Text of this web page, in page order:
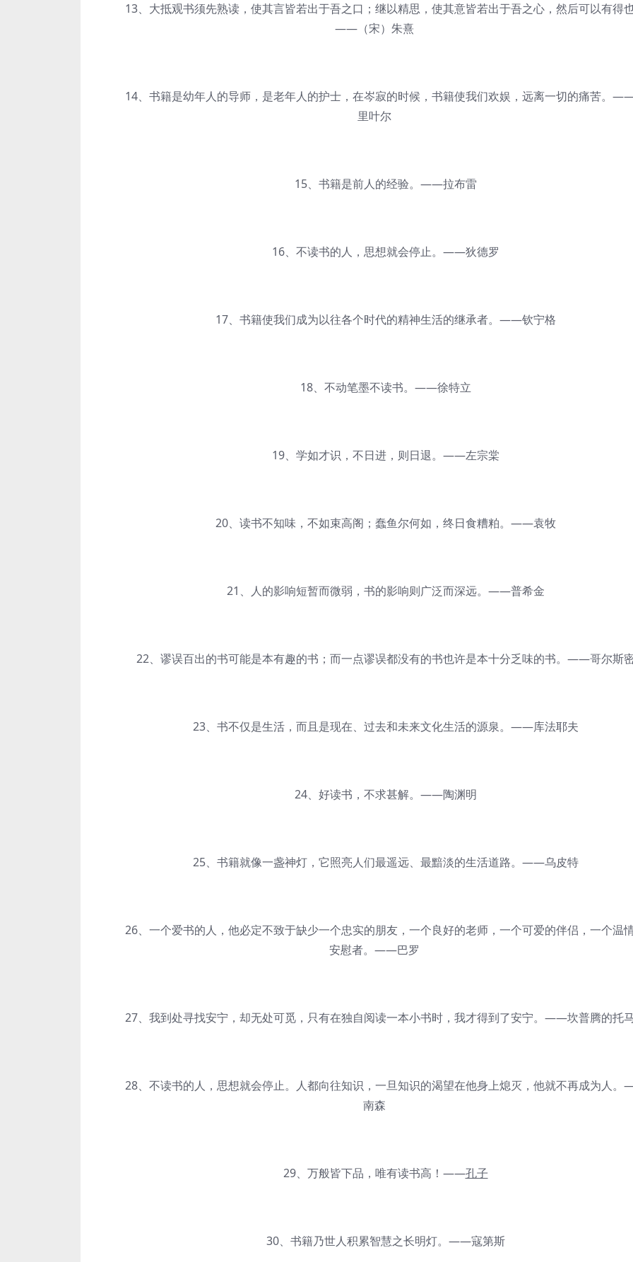
13、大抵观书须先熟读，使其言皆若出于吾之口；继以精思，使其意皆若出于吾之心，然后可以有得
——（宋）朱熹
14、书籍是幼年人的导师，是老年人的护士，在岑寂的时候，书籍使我们欢娱，远离一切的痛苦。
里叶尔
15、书籍是前人的经验。——拉布雷
16、不读书的人，思想就会停止。——狄德罗
17、书籍使我们成为以往各个时代的精神生活的继承者。——钦宁格
18、不动笔墨不读书。——徐特立
19、学如才识，不日进，则日退。——左宗棠
20、读书不知味，不如束高阁；蠢鱼尔何如，终日食糟粕。——袁牧
21、人的影响短暂而微弱，书的影响则广泛而深远。——普希金
22、谬误百出的书可能是本有趣的书；而一点谬误都没有的书也许是本十分乏味的书。——哥尔斯
23、书不仅是生活，而且是现在、过去和未来文化生活的源泉。——库法耶夫
24、好读书，不求甚解。——陶渊明
25、书籍就像一盏神灯，它照亮人们最遥远、最黯淡的生活道路。——乌皮特
26、一个爱书的人，他必定不致于缺少一个忠实的朋友，一个良好的老师，一个可爱的伴侣，一个温
安慰者。——巴罗
27、我到处寻找安宁，却无处可觅，只有在独自阅读一本小书时，我才得到了安宁。——坎普腾的托
28、不读书的人，思想就会停止。人都向往知识，一旦知识的渴望在他身上熄灭，他就不再成为人
南森
29、万般皆下品，唯有读书高！——孔子
30、书籍乃世人积累智慧之长明灯。——寇第斯